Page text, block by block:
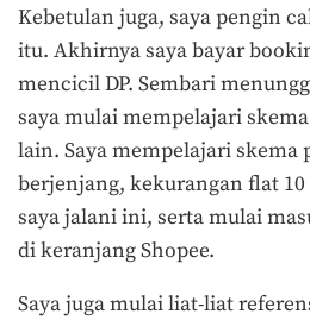
Kebetulan juga, saya pengin
itu. Akhirnya saya bayar
mencicil DP. Sembari
saya mulai mempelajari
lain. Saya mempelajari skema
berjenjang, kekurangan flat
saya jalani ini, serta mulai
di keranjang Shopee.
Saya juga mulai liat-liat